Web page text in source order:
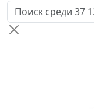
Поиск товаров по